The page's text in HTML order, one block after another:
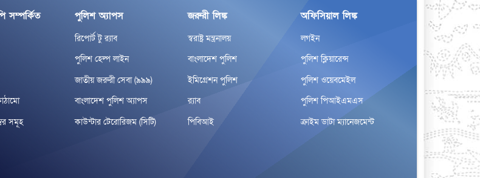
সম্পর্কিত
সমূহ
পুলিশ অ্যাপস
রিপোর্ট টু র‌্যাব
পুলিশ হেল্প লাইন
জাতীয় জরুরী সেবা (৯৯৯)
বাংলাদেশ পুলিশ অ্যাপস
কাউন্টার টেরোরিজম (সিটি)
জরুরী লিঙ্ক
স্বরাষ্ট্র মন্ত্রনালয়
বাংলাদেশ পুলিশ
ইমিগ্রেশন পুলিশ
র‌্যাব
পিবিআই
অফিসিয়াল লিঙ্ক
লগইন
পুলিশ ক্লিয়ারেন্স
পুলিশ ওয়েবমেইল
পুলিশ পিআইএমএস
ক্রাইম ডাটা ম্যানেজমেন্ট